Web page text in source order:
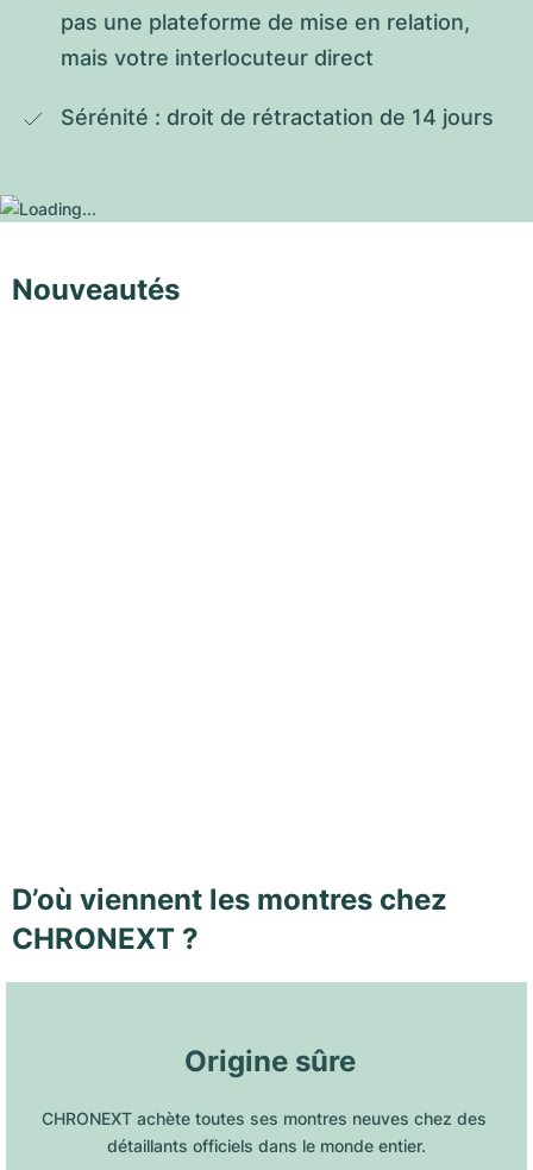
pas une plateforme de mise en relation,
mais votre interlocuteur direct
Sérénité : droit de rétractation de 14 jours
Nouveautés
D’où viennent les montres chez
CHRONEXT ?
Origine sûre
CHRONEXT achète toutes ses montres neuves chez des
détaillants officiels dans le monde entier.